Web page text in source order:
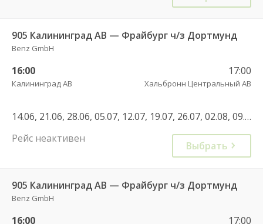
905 Калининград АВ — Фрайбург ч/з Дортмунд
Benz GmbH
16:00
Калининград АВ
17:00
Хальбронн Центральный АВ
14.06, 21.06, 28.06, 05.07, 12.07, 19.07, 26.07, 02.08, 09.08, 16.08, 23.08, 30.08, 06.09, 13.09, 20.09, 27.09, 04.10, 11.10, 18.10, 25.10
Рейс неактивен
Выбрать
905 Калининград АВ — Фрайбург ч/з Дортмунд
Benz GmbH
16:00 17:00